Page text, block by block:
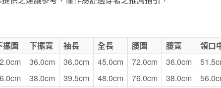
擺圍 下擺寬 袖長 全長 腰圍 腰寬
領口
36.0cm 36.0cm 45.0cm 72.0cm 36.0cm
38.0cm 39.5cm 48.0cm 76.0cm 38.0cm